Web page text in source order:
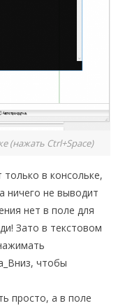
(нажать Ctrl+Space)
в консольке,
ничего не выводит
нет в поле для
Зато в текстовом
чтобы
просто, а в поле